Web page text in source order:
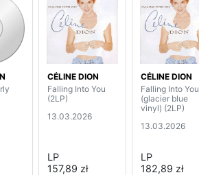
CÉLINE DION
Falling Into You
(2LP)
13.03.2026
LP
157,89 zł
CÉLINE DION
Falling Into You
(glacier blue
vinyl) (2LP)
13.03.2026
LP
182,89 zł